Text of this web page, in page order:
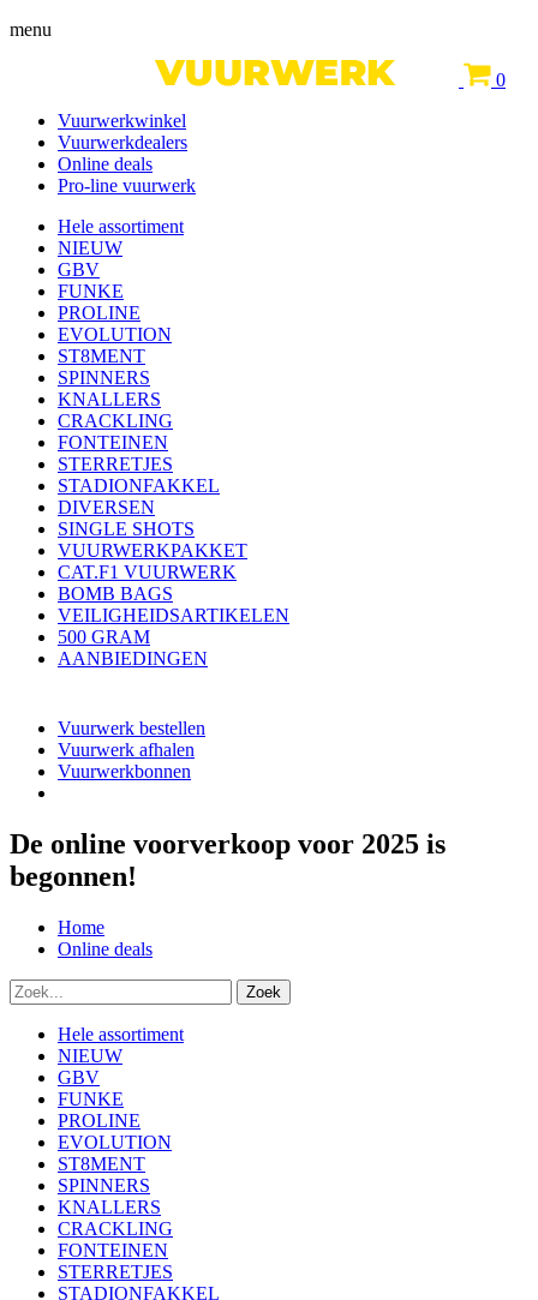
menu
0
Vuurwerkwinkel
Vuurwerkdealers
Online deals
Pro-line vuurwerk
Hele assortiment
NIEUW
GBV
FUNKE
PROLINE
EVOLUTION
ST8MENT
SPINNERS
KNALLERS
CRACKLING
FONTEINEN
STERRETJES
STADIONFAKKEL
DIVERSEN
SINGLE SHOTS
VUURWERKPAKKET
CAT.F1 VUURWERK
BOMB BAGS
VEILIGHEIDSARTIKELEN
500 GRAM
AANBIEDINGEN
Vuurwerk bestellen
Vuurwerk afhalen
Vuurwerkbonnen
De online voorverkoop voor 2025 is
begonnen!
Home
Online deals
Hele assortiment
NIEUW
GBV
FUNKE
PROLINE
EVOLUTION
ST8MENT
SPINNERS
KNALLERS
CRACKLING
FONTEINEN
STERRETJES
STADIONFAKKEL